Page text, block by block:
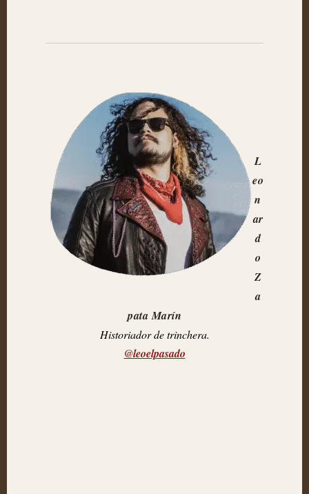
L
eo
n
ar
d
o
Z
a
pata Marín
Historiador de trinchera.
@leoelpasado